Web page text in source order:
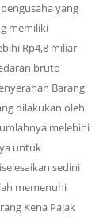
yang
memiliki
Rp4,8 miliar
bruto
Barang
dilakukan oleh
melebihi
untuk
sedini
memenuhi
Kena Pajak